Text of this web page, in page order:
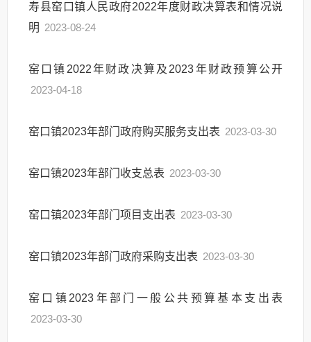
寿县窑口镇人民政府2022年度财政决算表和情况说
明 2023-08-24
窑口镇2022年财政决算及2023年财政预算公开
2023-04-18
窑口镇2023年部门政府购买服务支出表 2023-03-30
窑口镇2023年部门收支总表 2023-03-30
窑口镇2023年部门项目支出表 2023-03-30
窑口镇2023年部门政府采购支出表 2023-03-30
窑口镇2023年部门一般公共预算基本支出表
2023-03-30